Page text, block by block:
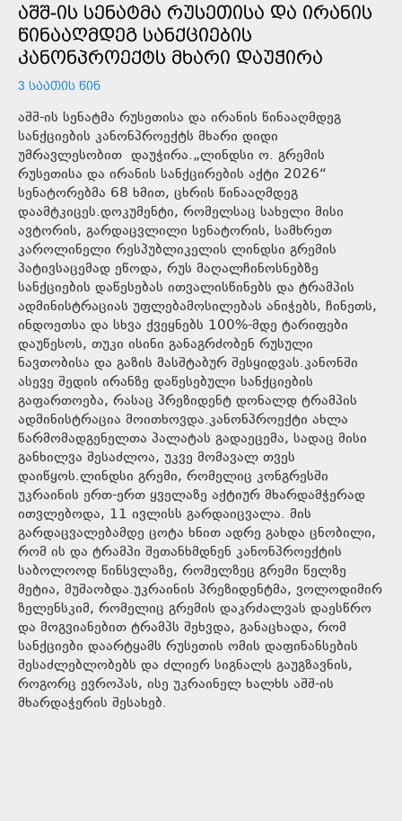
ᲐᲨᲨ-ᲘᲡ ᲡᲔᲜᲐᲢᲛᲐ ᲠᲣᲡᲔᲗᲘᲡᲐ ᲓᲐ ᲘᲠᲐᲜᲘᲡ
ᲬᲘᲜᲐᲐᲦᲛᲓᲔᲒ ᲡᲐᲜᲥᲪᲘᲔᲑᲘᲡ
ᲙᲐᲜᲝᲜᲞᲠᲝᲔᲥᲢᲡ ᲛᲮᲐᲠᲘ ᲓᲐᲣᲭᲘᲠᲐ
3 ᲡᲐᲐᲗᲘᲡ ᲬᲘᲜ
აშშ-ის სენატმა რუსეთისა და ირანის წინააღმდეგ
სანქციების კანონპროექტს მხარი დიდი
უმრავლესობით დაუჭირა.„ლინდსი ო. გრემის
რუსეთისა და ირანის სანქცირების აქტი 2026“
სენატორებმა 68 ხმით, ცხრის წინააღმდეგ
დაამტკიცეს.დოკუმენტი, რომელსაც სახელი მისი
ავტორის, გარდაცვლილი სენატორის, სამხრეთ
კაროლინელი რესპუბლიკელის ლინდსი გრემის
პატივსაცემად ეწოდა, რუს მაღალჩინოსნებზე
სანქციების დაწესებას ითვალისწინებს და ტრამპის
ადმინისტრაციას უფლებამოსილებას ანიჭებს, ჩინეთს,
ინდოეთსა და სხვა ქვეყნებს 100%-მდე ტარიფები
დაუწესოს, თუკი ისინი განაგრძობენ რუსული
ნავთობისა და გაზის მასშტაბურ შესყიდვას.კანონში
ასევე შედის ირანზე დაწესებული სანქციების
გაფართოება, რასაც პრეზიდენტ დონალდ ტრამპის
ადმინისტრაცია მოითხოვდა.კანონპროექტი ახლა
წარმომადგენელთა პალატას გადაეცემა, სადაც მისი
განხილვა შესაძლოა, უკვე მომავალ თვეს
დაიწყოს.ლინდსი გრემი, რომელიც კონგრესში
უკრაინის ერთ-ერთ ყველაზე აქტიურ მხარდამჭერად
ითვლებოდა, 11 ივლისს გარდაიცვალა. მის
გარდაცვალებამდე ცოტა ხნით ადრე გახდა ცნობილი,
რომ ის და ტრამპი შეთანხმდნენ კანონპროექტის
საბოლოოდ წინსვლაზე, რომელზეც გრემი წელზე
მეტია, მუშაობდა.უკრაინის პრეზიდენტმა, ვოლოდიმირ
ზელენსკიმ, რომელიც გრემის დაკრძალვას დაესწრო
და მოგვიანებით ტრამპს შეხვდა, განაცხადა, რომ
სანქციები დაარტყამს რუსეთის ომის დაფინანსების
შესაძლებლობებს და ძლიერ სიგნალს გაუგზავნის,
როგორც ევროპას, ისე უკრაინელ ხალხს აშშ-ის
მხარდაჭერის შესახებ.